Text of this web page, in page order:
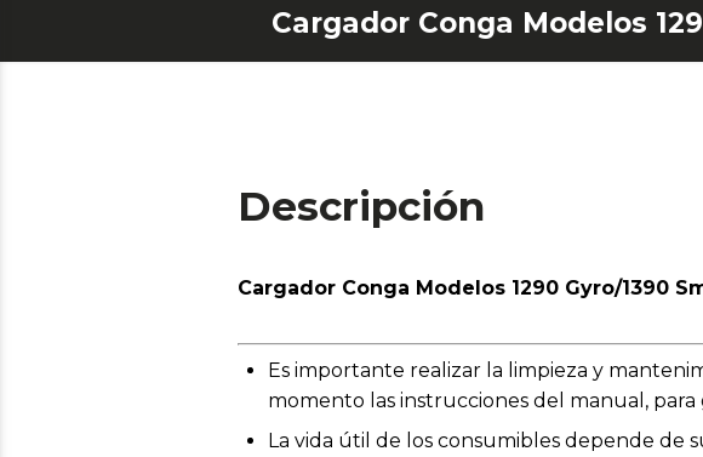
Descripción
Cargador Conga Modelos 1290 Gyro/1390
Es importante realizar la limpieza y
momento las instrucciones del manual,
La vida útil de los consumibles depende de